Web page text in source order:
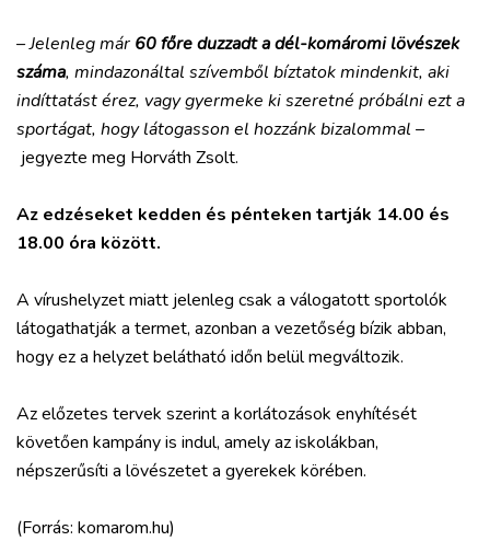
– Jelenleg már 60 főre duzzadt a dél-komáromi lövészek
száma, mindazonáltal szívemből bíztatok mindenkit, aki
indíttatást érez, vagy gyermeke ki szeretné próbálni ezt a
sportágat, hogy látogasson el hozzánk bizalommal –
jegyezte meg Horváth Zsolt.
Az edzéseket kedden és pénteken tartják 14.00 és
18.00 óra között.
A vírushelyzet miatt jelenleg csak a válogatott sportolók
látogathatják a termet, azonban a vezetőség bízik abban,
hogy ez a helyzet belátható időn belül megváltozik.
Az előzetes tervek szerint a korlátozások enyhítését
követően kampány is indul, amely az iskolákban,
népszerűsíti a lövészetet a gyerekek körében.
(Forrás: komarom.hu)